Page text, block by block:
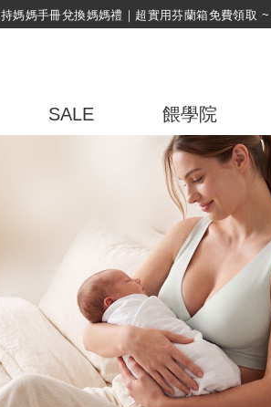
持媽媽手冊兌換媽媽禮｜超實用芬蘭箱免費領取 ~
SALE 餵學院